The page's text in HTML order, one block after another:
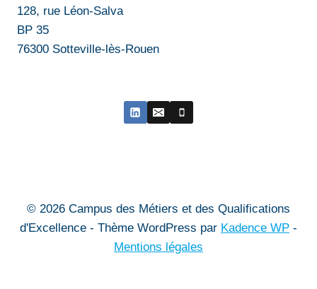
128, rue Léon-Salva
BP 35
76300 Sotteville-lès-Rouen
© 2026 Campus des Métiers et des Qualifications
d'Excellence - Thème WordPress par Kadence WP -
Mentions légales